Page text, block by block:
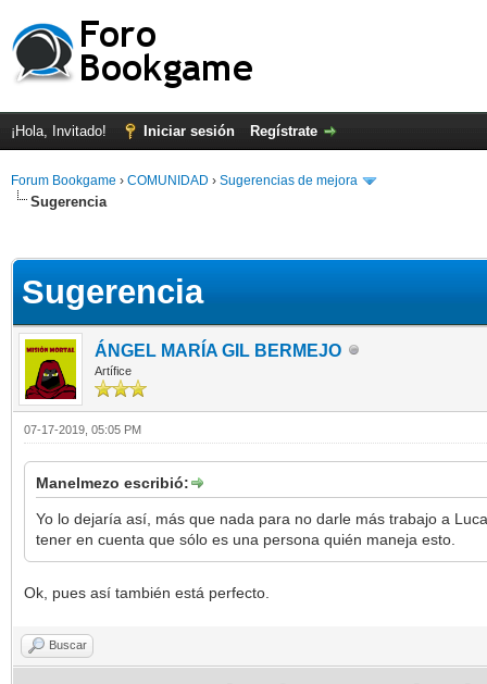
¡Hola, Invitado! Iniciar sesión Regístrate
Forum Bookgame › COMUNIDAD › Sugerencias de mejora
Sugerencia
Sugerencia
ÁNGEL MARÍA GIL BERMEJO
Artífice
07-17-2019, 05:05 PM
Manelmezo escribió:
Yo lo dejaría así, más que nada para no darle más trabajo a
tener en cuenta que sólo es una persona quién maneja esto.
Ok, pues así también está perfecto.
Buscar